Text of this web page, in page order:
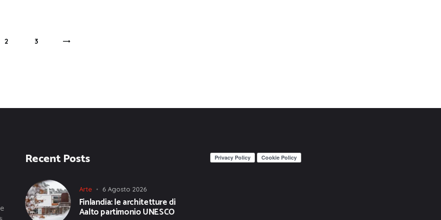
PAGE
2 PAGE
3
Recent Posts
Arte 6 Agosto 2026
Finlandia: le architetture di
Aalto partimonio UNESCO